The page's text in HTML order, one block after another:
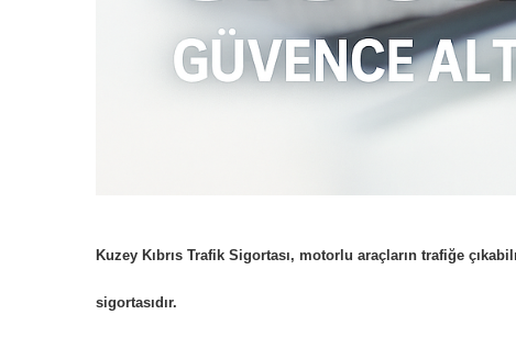
Kuzey Kıbrıs Trafik Sigortası, motorlu araçların trafiğe
sigortasıdır.